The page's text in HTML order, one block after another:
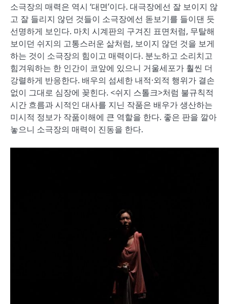
소극장의 매력은 역시 ‘대면’이다. 대극장에선 잘 보이지 않
고 잘 들리지 않던 것들이 소극장에선 돋보기를 들이댄 듯
선명하게 보인다. 마치 시계판의 구겨진 표면처럼, 무탈해
보이던 쉬지의 고통스러운 삶처럼, 보이지 않던 것을 보게
하는 것이 소극장의 힘이고 매력이다. 분노하고 소리치고
힘겨워하는 한 인간이 코앞에 있으니 거울세포가 훨씬 더
강렬하게 반응한다. 배우의 섬세한 내적·외적 행위가 결손
없이 그대로 심장에 꽂힌다. <쉬지 스톨크>처럼 불규칙적
시간 흐름과 시적인 대사를 지닌 작품은 배우가 생산하는
미시적 정보가 작품이해에 큰 역할을 한다. 좋은 판을 깔아
놓으니 소극장의 매력이 진동을 한다.